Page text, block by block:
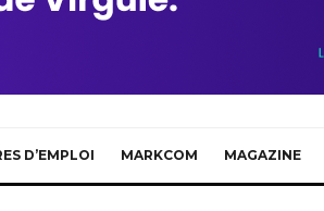
D’EMPLOI MARKCOM MAGAZINE